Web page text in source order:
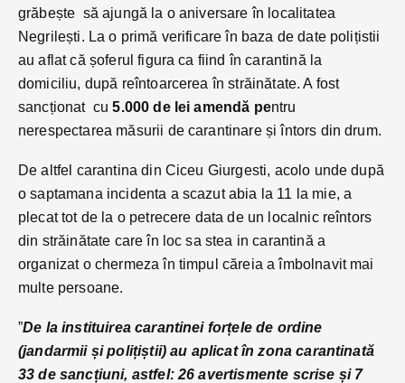
grăbește să ajungă la o aniversare în localitatea
Negrilești. La o primă verificare în baza de date polițistii
au aflat că șoferul figura ca fiind în carantină la
domiciliu, după reîntoarcerea în străinătate. A fost
sancționat cu 5.000 de lei amendă pentru
nerespectarea măsurii de carantinare și întors din drum.
De altfel carantina din Ciceu Giurgesti, acolo unde după
o saptamana incidenta a scazut abia la 11 la mie, a
plecat tot de la o petrecere data de un localnic reîntors
din străinătate care în loc sa stea in carantină a
organizat o chermeza în timpul căreia a îmbolnavit mai
multe persoane.
”De la instituirea carantinei forțele de ordine
(jandarmii și polițiștii) au aplicat în zona carantinată
33 de sancțiuni, astfel: 26 avertismente scrise și 7